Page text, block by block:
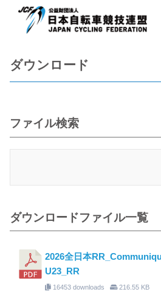
ダウンロード
ファイル検索
ダウンロードファイル一覧
2026全日本
U23_RR
16453 downloads 216.55 KB